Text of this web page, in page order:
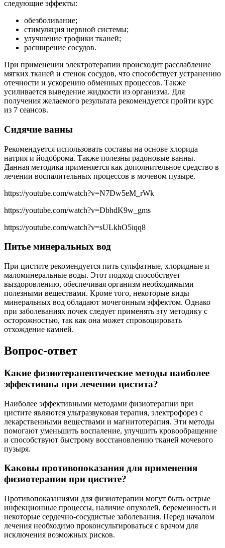
следующие эффекты:
обезболивание;
стимуляция нервной системы;
улучшение трофики тканей;
расширение сосудов.
При применении электротерапии происходит расслабление
мягких тканей и стенок сосудов, что способствует устранению
отечности и ускорению обменных процессов. Также
усиливается выведение жидкости из организма. Для
получения желаемого результата рекомендуется пройти курс
из 7 сеансов.
Сидячие ванны
Рекомендуется использовать составы на основе хлорида
натрия и йодоброма. Также полезны радоновые ванны.
Данная методика применяется как дополнительное средство в
лечении воспалительных процессов в мочевом пузыре.
https://youtube.com/watch?v=N7Dw5eM_rWk
https://youtube.com/watch?v=DbhdK9w_gms
https://youtube.com/watch?v=sULkhO5iqq8
Питье минеральных вод
При цистите рекомендуется пить сульфатные, хлоридные и
маломинеральные воды. Этот подход способствует
выздоровлению, обеспечивая организм необходимыми
полезными веществами. Кроме того, некоторые виды
минеральных вод обладают мочегонным эффектом. Однако
при заболеваниях почек следует применять эту методику с
осторожностью, так как она может спровоцировать
отхождение камней.
Вопрос-ответ
Какие физиотерапевтические методы наиболее
эффективны при лечении цистита?
Наиболее эффективными методами физиотерапии при
цистите являются ультразвуковая терапия, электрофорез с
лекарственными веществами и магнитотерапия. Эти методы
помогают уменьшить воспаление, улучшить кровообращение
и способствуют быстрому восстановлению тканей мочевого
пузыря.
Каковы противопоказания для применения
физиотерапии при цистите?
Противопоказаниями для физиотерапии могут быть острые
инфекционные процессы, наличие опухолей, беременность и
некоторые сердечно-сосудистые заболевания. Перед началом
лечения необходимо проконсультироваться с врачом для
исключения возможных рисков.